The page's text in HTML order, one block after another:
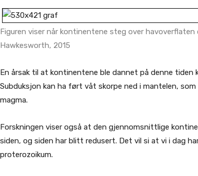
Figuren viser når kontinentene steg over
Hawkesworth, 2015
En årsak til at kontinentene ble dannet på denne
Subduksjon kan ha ført våt skorpe ned i mantelen,
magma.
Forskningen viser også at den gjennomsnittlige
siden, og siden har blitt redusert. Det vil si at vi i dag
proterozoikum.